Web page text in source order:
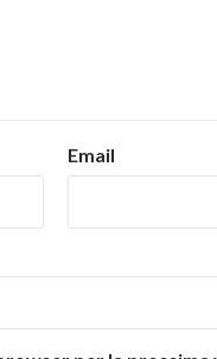
Email